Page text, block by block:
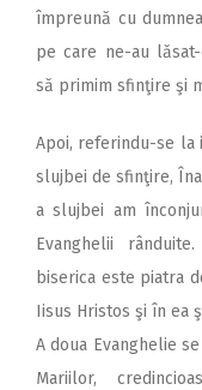
împreună cu
pe care ne-au
să primim sfinţire şi
Apoi, referindu-se la
slujbei de sfinţire,
a slujbei am
Evanghelii
biserica este piatra
Iisus Hristos şi în ea
A doua Evanghelie
Mariilor,